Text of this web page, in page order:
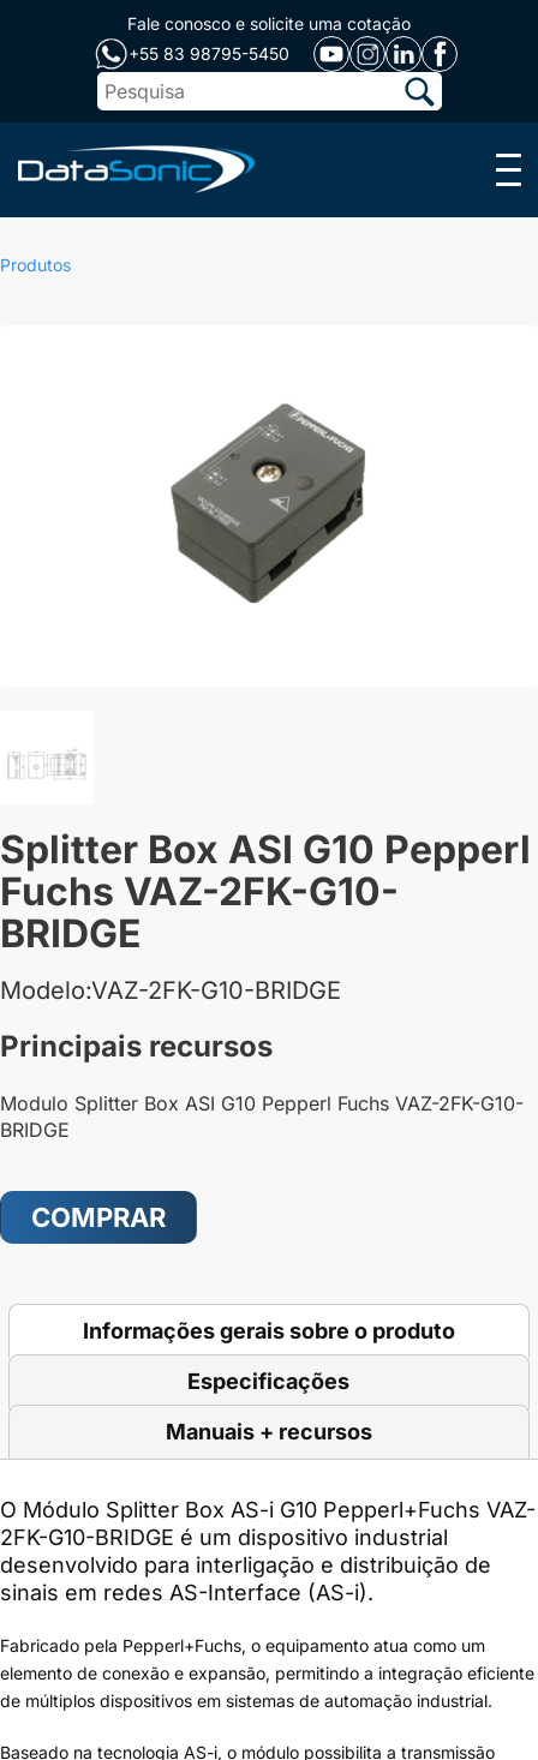
Fale conosco e solicite uma cotação
+55 83 98795-5450
Menu
Produtos
Splitter Box ASI G10 Pepperl
Fuchs VAZ-2FK-G10-
BRIDGE
Modelo:VAZ-2FK-G10-BRIDGE
Principais recursos
Modulo Splitter Box ASI G10 Pepperl Fuchs VAZ-2FK-G10-
BRIDGE
COMPRAR
Informações gerais sobre o produto
Especificações
Manuais + recursos
O Módulo Splitter Box AS-i G10 Pepperl+Fuchs VAZ-
2FK-G10-BRIDGE é um dispositivo industrial
desenvolvido para interligação e distribuição de
sinais em redes AS-Interface (AS-i).
Fabricado pela Pepperl+Fuchs, o equipamento atua como um
elemento de conexão e expansão, permitindo a integração eficiente
de múltiplos dispositivos em sistemas de automação industrial.
Baseado na tecnologia AS-i, o módulo possibilita a transmissão